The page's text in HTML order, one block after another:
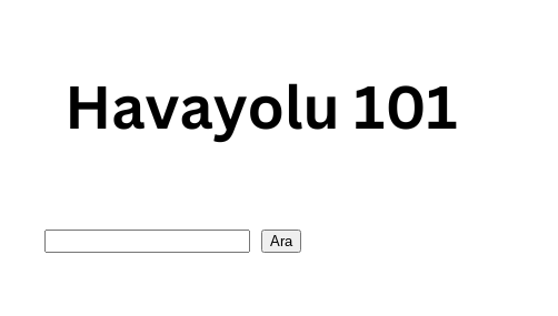
content
Ara